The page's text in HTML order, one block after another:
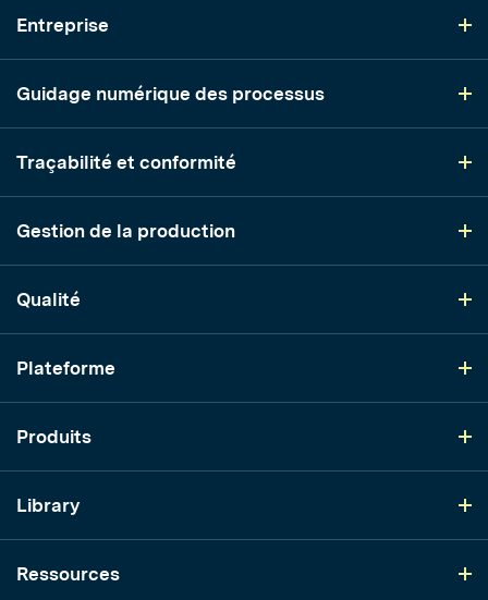
Entreprise
Guidage numérique des processus
Traçabilité et conformité
Gestion de la production
Qualité
Plateforme
Produits
Library
Ressources